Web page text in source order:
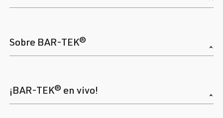
Sobre BAR-TEK®
¡BAR-TEK® en vivo!